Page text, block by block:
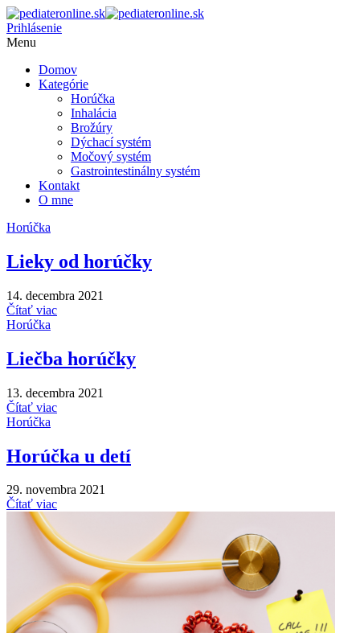
Prihlásenie
Menu
Domov
Kategórie
Horúčka
Inhalácia
Brožúry
Dýchací systém
Močový systém
Gastrointestinálny systém
Kontakt
O mne
Horúčka
Lieky od horúčky
14. decembra 2021
Čítať viac
Horúčka
Liečba horúčky
13. decembra 2021
Čítať viac
Horúčka
Horúčka u detí
29. novembra 2021
Čítať viac